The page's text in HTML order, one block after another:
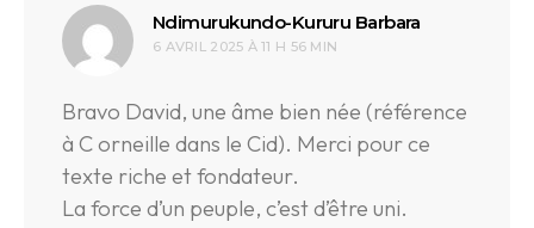
Ndimurukundo-Kururu Barbara
6 AVRIL 2025 À 11 H 56 MIN
Bravo David, une âme bien née (référence
à C orneille dans le Cid). Merci pour ce
texte riche et fondateur.
La force d’un peuple, c’est d’être uni.